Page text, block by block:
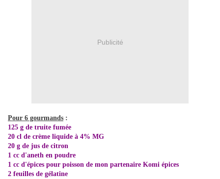
Publicité
Pour 6 gourmands :
125 g de truite fumée
20 cl de crème liquide à 4% MG
20 g de jus de citron
1 cc d'aneth en poudre
1 cc d'épices pour poisson de mon partenaire Komi épices
2 feuilles de gélatine